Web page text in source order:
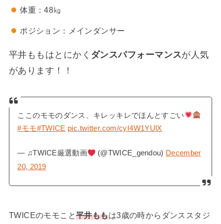
体重：48㎏
ポジション：メインダンサー
平井ももはとにかく ダンスパフォーマンスが人気
があります！！
ここのモモのダンス、キレッキレでほんとすごい
#モモ#TWICE pic.twitter.com/cyI4W1YUlX
— ♫TWICE厳選動画 (@TWICE_gendou) December
20, 2019
TWICEのモモこと平井ももは3歳の時からダンススタジ